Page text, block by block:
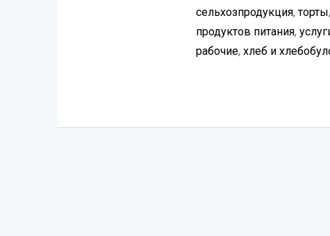
сельхозпродукция,торты,
продуктов питания,
рабочие, хлеб и